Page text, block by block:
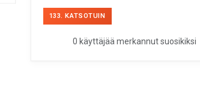
133. KATSOTUIN
0 käyttäjää merkannut suosikiksi